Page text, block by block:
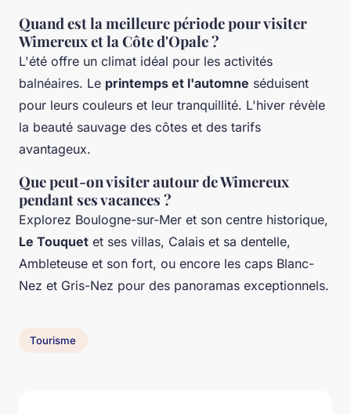
Quand est la meilleure période pour visiter
Wimereux et la Côte d'Opale ?
L'été offre un climat idéal pour les activités
balnéaires. Le printemps et l'automne séduisent
pour leurs couleurs et leur tranquillité. L'hiver révèle
la beauté sauvage des côtes et des tarifs
avantageux.
Que peut-on visiter autour de Wimereux
pendant ses vacances ?
Explorez Boulogne-sur-Mer et son centre historique,
Le Touquet et ses villas, Calais et sa dentelle,
Ambleteuse et son fort, ou encore les caps Blanc-
Nez et Gris-Nez pour des panoramas exceptionnels.
Tourisme